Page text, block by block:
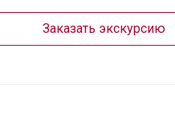
Заказать экскурсию